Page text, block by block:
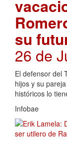
su
26 de
El defensor del
hijos y su
históricos lo
Infobae